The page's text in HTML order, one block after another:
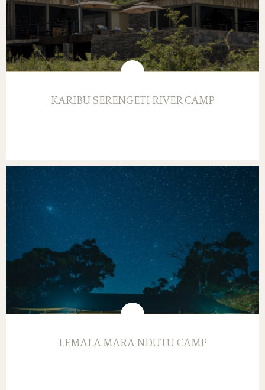
KARIBU SERENGETI RIVER CAMP
LEMALA MARA NDUTU CAMP